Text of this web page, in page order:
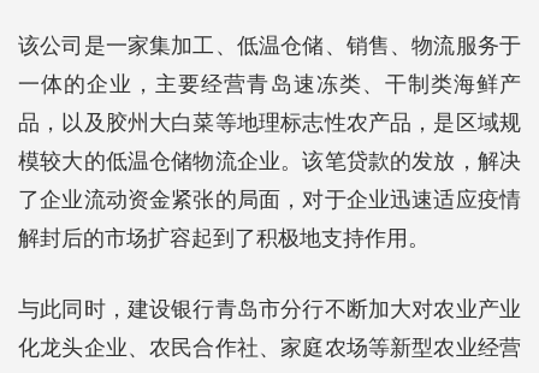
该公司是一家集加工、低温仓储、销售、物流服务于
一体的企业，主要经营青岛速冻类、干制类海鲜产
品，以及胶州大白菜等地理标志性农产品，是区域规
模较大的低温仓储物流企业。该笔贷款的发放，解决
了企业流动资金紧张的局面，对于企业迅速适应疫情
解封后的市场扩容起到了积极地支持作用。
与此同时，建设银行青岛市分行不断加大对农业产业
化龙头企业、农民合作社、家庭农场等新型农业经营